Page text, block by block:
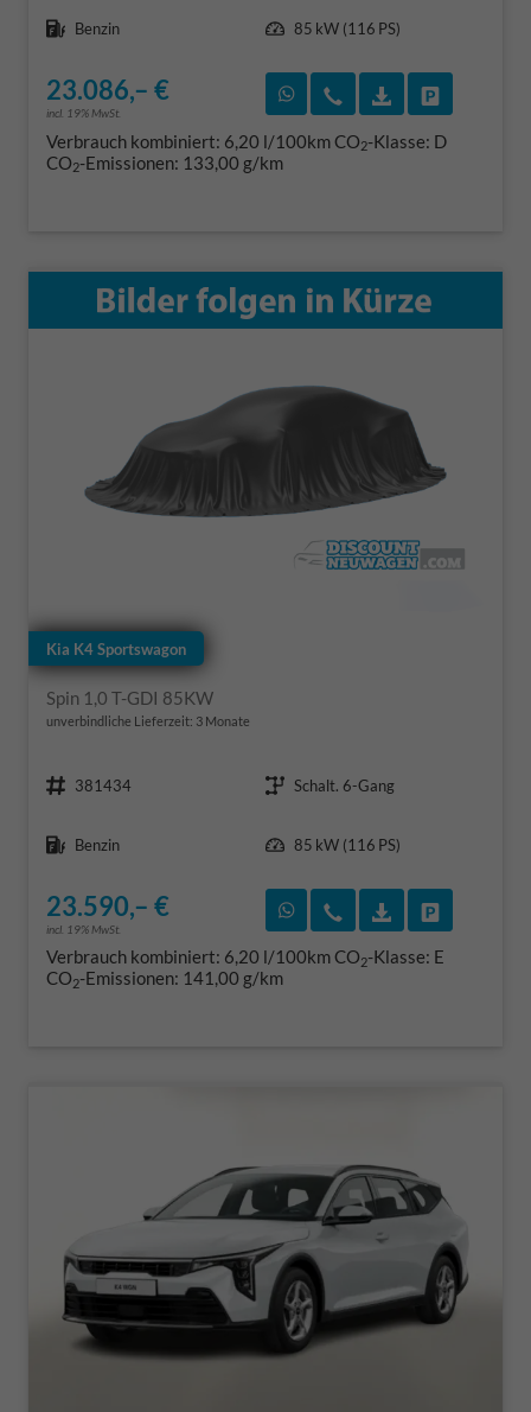
Benzin
85 kW (116 PS)
23.086,– €
incl. 19% MwSt.
Rückruf vereinbaren
Wir rufen Sie an
Verbrauch kombiniert: 6,20 l/100kmCO2-Klasse: D
CO2-Emissionen: 133,00 g/km
Kia K4 Sportswagon
Spin 1,0 T-GDI 85KW
unverbindliche Lieferzeit: 3 Monate
381434
Schalt. 6-Gang
Benzin
85 kW (116 PS)
23.590,– €
incl. 19% MwSt.
Rückruf vereinbaren
Wir rufen Sie an
Verbrauch kombiniert: 6,20 l/100kmCO2-Klasse: E
CO2-Emissionen: 141,00 g/km